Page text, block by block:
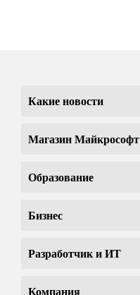
Какие новости
Магазин Майкрософт
Образование
Бизнес
Разработчик и ИТ
Компания